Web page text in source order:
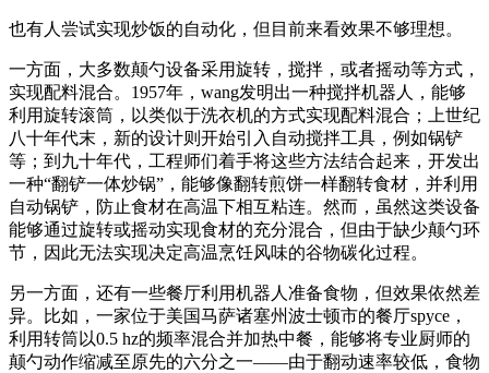
也有人尝试实现炒饭的自动化，但目前来看效果不够理想。
一方面，大多数颠勺设备采用旋转，搅拌，或者摇动等方式，
实现配料混合。1957年，wang发明出一种搅拌机器人，能够
利用旋转滚筒，以类似于洗衣机的方式实现配料混合；上世纪
八十年代末，新的设计则开始引入自动搅拌工具，例如锅铲
等；到九十年代，工程师们着手将这些方法结合起来，开发出
一种“翻铲一体炒锅”，能够像翻转煎饼一样翻转食材，并利用
自动锅铲，防止食材在高温下相互粘连。然而，虽然这类设备
能够通过旋转或摇动实现食材的充分混合，但由于缺少颠勺环
节，因此无法实现决定高温烹饪风味的谷物碳化过程。
另一方面，还有一些餐厅利用机器人准备食物，但效果依然差
异。比如，一家位于美国马萨诸塞州波士顿市的餐厅spyce，
利用转筒以0.5 hz的频率混合并加热中餐，能够将专业厨师的
颠勺动作缩减至原先的六分之一——由于翻动速率较低，食物